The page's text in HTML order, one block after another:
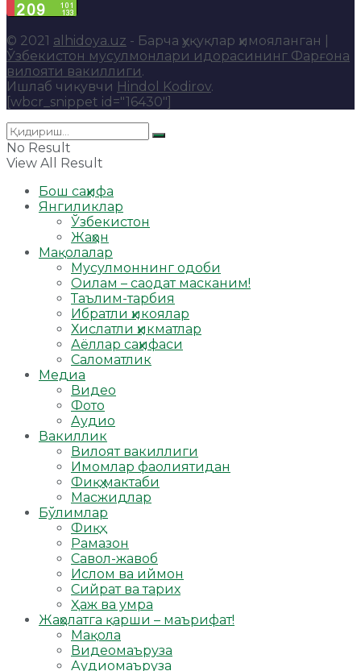
© 2021 alhidoya.uz - Барча ҳуқуқлар ҳимояланган |
Ўзбекистон мусулмонлари идорасининг Фарғона
вилояти вакиллиги.
Ишлаб чиқувчи Hindol Kodirov.
[wbcr_snippet id="16430"]
No Result
View All Result
Бош саҳифа
Янгиликлар
Ўзбекистон
Жаҳон
Мақолалар
Мусулмоннинг одоби
Оилам – саодат масканим!
Таълим-тарбия
Ибратли ҳикоялар
Хислатли ҳикматлар
Аёллар саҳифаси
Саломатлик
Медиа
Видео
Фото
Аудио
Вакиллик
Вилоят вакиллиги
Имомлар фаолиятидан
Фиқҳ мактаби
Масжидлар
Бўлимлар
Фиқҳ
Рамазон
Савол-жавоб
Ислом ва иймон
Сийрат ва тарих
Ҳаж ва умра
Жаҳолатга қарши – маърифат!
Мақола
Видеомаъруза
Аудиомаъруза